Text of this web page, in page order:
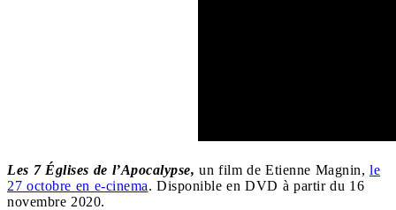
Les 7 Églises de l’Apocalypse, un film de Etienne Magnin, le
27 octobre en e-cinema. Disponible en DVD à partir du 16
novembre 2020.